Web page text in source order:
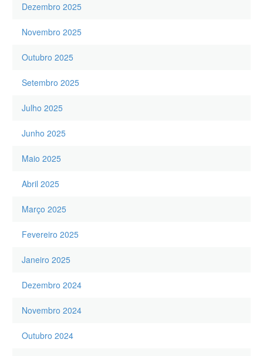
Dezembro 2025
Novembro 2025
Outubro 2025
Setembro 2025
Julho 2025
Junho 2025
Maio 2025
Abril 2025
Março 2025
Fevereiro 2025
Janeiro 2025
Dezembro 2024
Novembro 2024
Outubro 2024